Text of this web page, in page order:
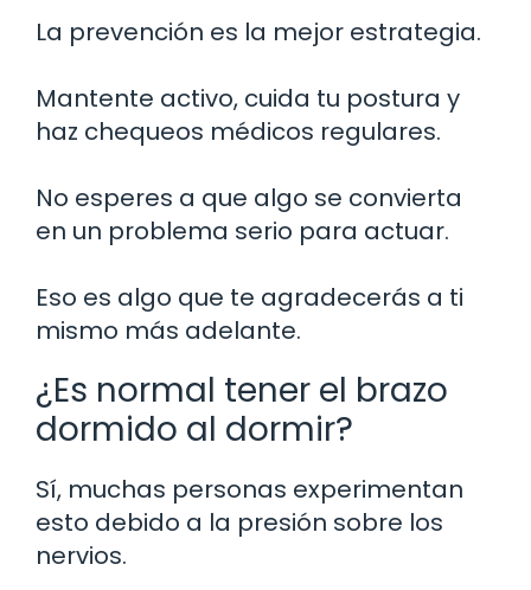
La prevención es la mejor estrategia.
Mantente activo, cuida tu postura y
haz chequeos médicos regulares.
No esperes a que algo se convierta
en un problema serio para actuar.
Eso es algo que te agradecerás a ti
mismo más adelante.
¿Es normal tener el brazo
dormido al dormir?
Sí, muchas personas experimentan
esto debido a la presión sobre los
nervios.